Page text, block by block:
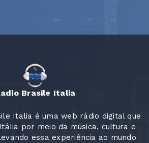
Brasile Italia
Italia é uma web rádio digital que
por meio da música, cultura e
essa experiência ao mundo